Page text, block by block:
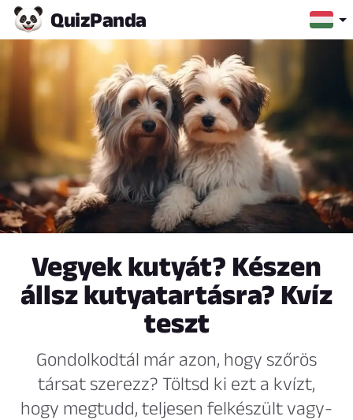
QuizPanda
Vegyek kutyát? Készen
állsz kutyatartásra? Kvíz
teszt
Gondolkodtál már azon, hogy szőrös
társat szerezz? Töltsd ki ezt a kvízt,
hogy megtudd, teljesen felkészült vagy-